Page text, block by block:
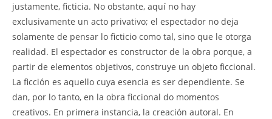
justamente, ficticia. No obstante, aquí no hay
exclusivamente un acto privativo; el espectador no deja
solamente de pensar lo ficticio como tal, sino que le otorga
realidad. El espectador es constructor de la obra porque, a
partir de elementos objetivos, construye un objeto ficcional.
La ficción es aquello cuya esencia es ser dependiente. Se
dan, por lo tanto, en la obra ficcional do momentos
creativos. En primera instancia, la creación autoral. En